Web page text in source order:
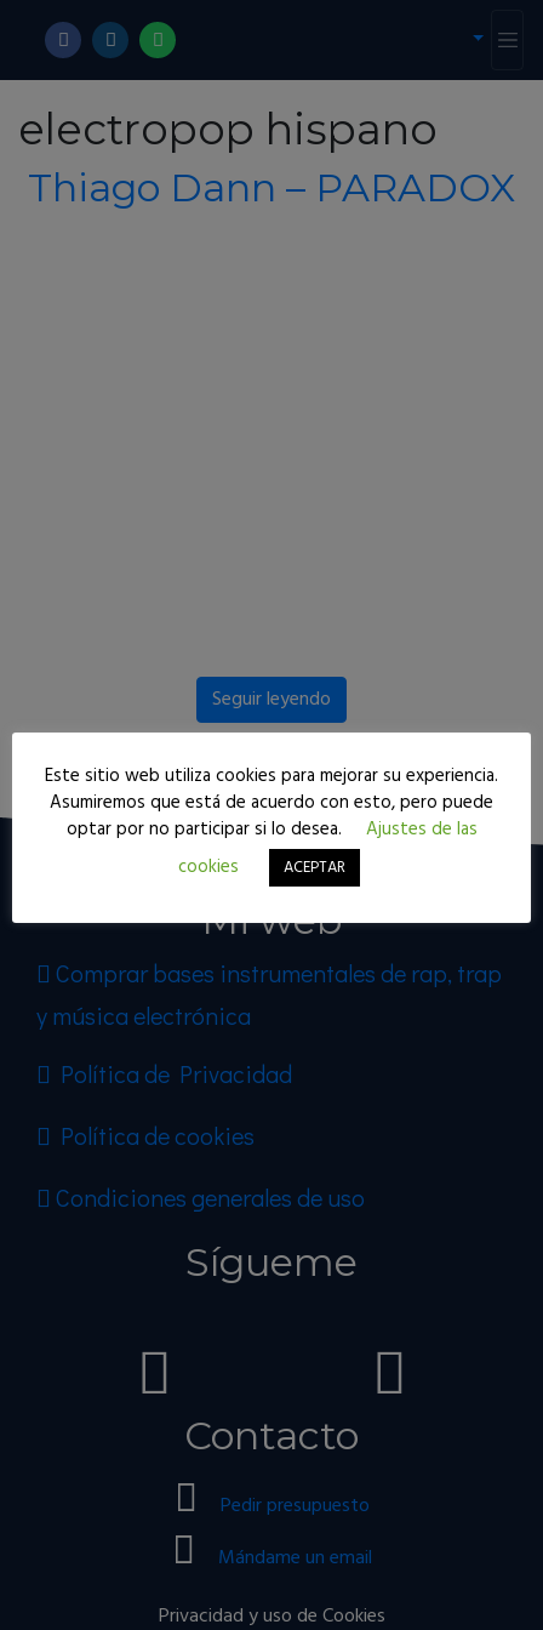
electropop hispano
Thiago Dann – PARADOX
Seguir leyendo
Mi web
Comprar bases instrumentales de rap, trap
y música electrónica
Política de Privacidad
Política de cookies
Condiciones generales de uso
Sígueme
Contacto
Pedir presupuesto
Mándame un email
Privacidad y uso de Cookies
Este sitio web utiliza cookies para mejorar su experiencia.
Asumiremos que está de acuerdo con esto, pero puede
optar por no participar si lo desea.
Ajustes de las
cookies
ACEPTAR